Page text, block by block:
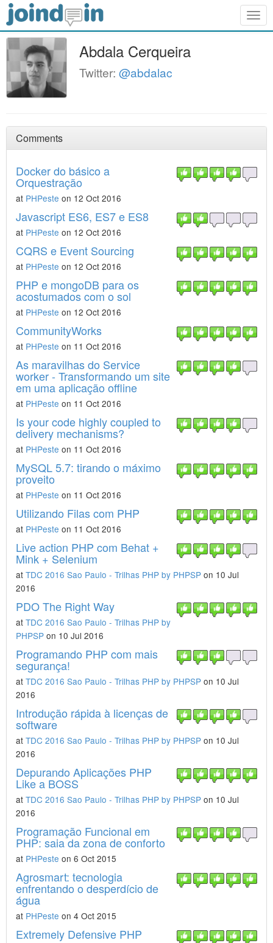
Abdala Cerqueira
Twitter: @abdalac
Comments
Docker do básico a
Orquestração
at PHPeste on 12 Oct 2016
Javascript ES6, ES7 e ES8
at PHPeste on 12 Oct 2016
CQRS e Event Sourcing
at PHPeste on 12 Oct 2016
PHP e mongoDB para os
acostumados com o sol
at PHPeste on 12 Oct 2016
CommunityWorks
at PHPeste on 11 Oct 2016
As maravilhas do Service
worker - Transformando um site
em uma aplicação offline
at PHPeste on 11 Oct 2016
Is your code highly coupled to
delivery mechanisms?
at PHPeste on 11 Oct 2016
MySQL 5.7: tirando o máximo
proveito
at PHPeste on 11 Oct 2016
Utilizando Filas com PHP
at PHPeste on 11 Oct 2016
Live action PHP com Behat +
Mink + Selenium
at TDC 2016 Sao Paulo - Trilhas PHP by PHPSP on 10 Jul
2016
PDO The Right Way
at TDC 2016 Sao Paulo - Trilhas PHP by
PHPSP on 10 Jul 2016
Programando PHP com mais
segurança!
at TDC 2016 Sao Paulo - Trilhas PHP by PHPSP on 10 Jul
2016
Introdução rápida à licenças de
software
at TDC 2016 Sao Paulo - Trilhas PHP by PHPSP on 10 Jul
2016
Depurando Aplicações PHP
Like a BOSS
at TDC 2016 Sao Paulo - Trilhas PHP by PHPSP on 10 Jul
2016
Programação Funcional em
PHP: saia da zona de conforto
at PHPeste on 6 Oct 2015
Agrosmart: tecnologia
enfrentando o desperdício de
água
at PHPeste on 4 Oct 2015
Extremely Defensive PHP